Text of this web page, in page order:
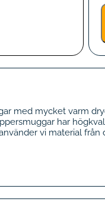
med mycket varm
har
vi material